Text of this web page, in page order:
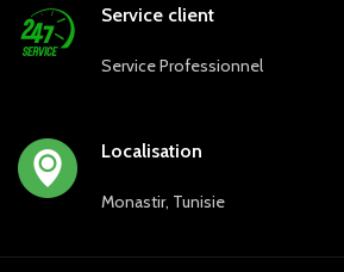
Service client
Service Professionnel
Localisation
Monastir, Tunisie